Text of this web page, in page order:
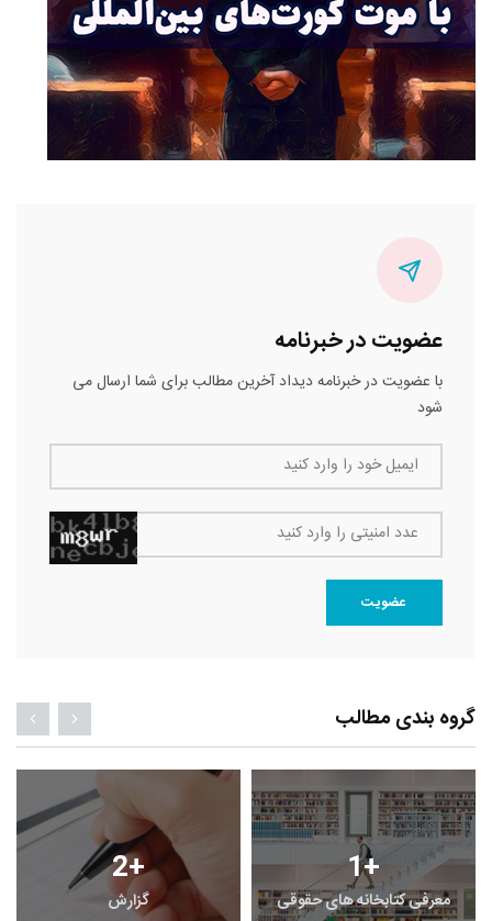
عضویت در خبرنامه
با عضویت در خبرنامه دیداد آخرین مطالب برای شما ارسال می
شود
ایمیل خود را وارد کنید
عدد امنیتی را وارد کنید
عضویت
گروه بندی مطالب
2+
گزارش
1+
معرفی کتابخانه های حقوقی